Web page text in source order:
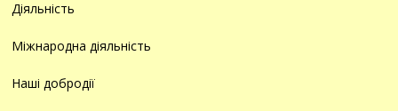
Діяльність
Міжнародна діяльність
Наші добродії